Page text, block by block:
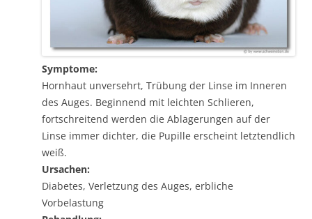
Symptome:
Hornhaut unversehrt, Trübung der Linse im Inneren
des Auges. Beginnend mit leichten Schlieren,
fortschreitend werden die Ablagerungen auf der
Linse immer dichter, die Pupille erscheint letztendlich
weiß.
Ursachen:
Diabetes, Verletzung des Auges, erbliche
Vorbelastung